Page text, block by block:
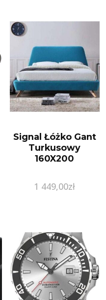
Signal Łóżko Gant
Turkusowy
160X200
1 449,00zł